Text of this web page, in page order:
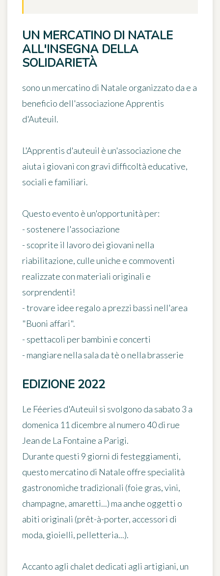
UN MERCATINO DI NATALE
ALL'INSEGNA DELLA
SOLIDARIETÀ
sono un mercatino di Natale organizzato da e a
beneficio dell'associazione Apprentis
d'Auteuil.
L'Apprentis d'auteuil è un'associazione che
aiuta i giovani con gravi difficoltà educative,
sociali e familiari.
Questo evento è un'opportunità per:
- sostenere l'associazione
- scoprite il lavoro dei giovani nella
riabilitazione, culle uniche e commoventi
realizzate con materiali originali e
sorprendenti!
- trovare idee regalo a prezzi bassi nell'area
"Buoni affari".
- spettacoli per bambini e concerti
- mangiare nella sala da tè o nella brasserie
EDIZIONE 2022
Le Féeries d'Auteuil si svolgono da sabato 3 a
domenica 11 dicembre al numero 40 di rue
Jean de La Fontaine a Parigi.
Durante questi 9 giorni di festeggiamenti,
questo mercatino di Natale offre specialità
gastronomiche tradizionali (foie gras, vini,
champagne, amaretti...) ma anche oggetti o
abiti originali (prêt-à-porter, accessori di
moda, gioielli, pelletteria...).
Accanto agli chalet dedicati agli artigiani, un